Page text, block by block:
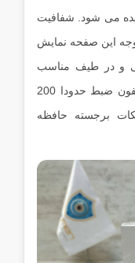
می شود. شفافیت
این صفحه نمایش
و در طیف مناسب
جانمایی شده اند. بر قابلیت های این آیفون ضبط حدودا 200
برجسته حافظه